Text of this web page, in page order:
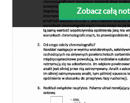
Zobacz całą